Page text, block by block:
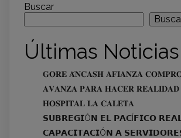
Buscar
Últimas Noticias
𝐆𝐎𝐑𝐄 𝐀́𝐍𝐂𝐀𝐒𝐇 𝐀𝐅𝐈𝐀𝐍𝐙𝐀
𝐀𝐕𝐀𝐍𝐙𝐀 𝐏𝐀𝐑𝐀 𝐇𝐀𝐂𝐄𝐑
𝐇𝐎𝐒𝐏𝐈𝐓𝐀𝐋 𝐋𝐀 𝐂𝐀𝐋𝐄𝐓𝐀
𝗦𝗨𝗕𝗥𝗘𝗚𝗜Ó𝗡 𝗘𝗟 𝗣𝗔𝗖Í𝗙𝗜𝗖𝗢
𝗖𝗔𝗣𝗔𝗖𝗜𝗧𝗔𝗖𝗜Ó𝗡 𝗔